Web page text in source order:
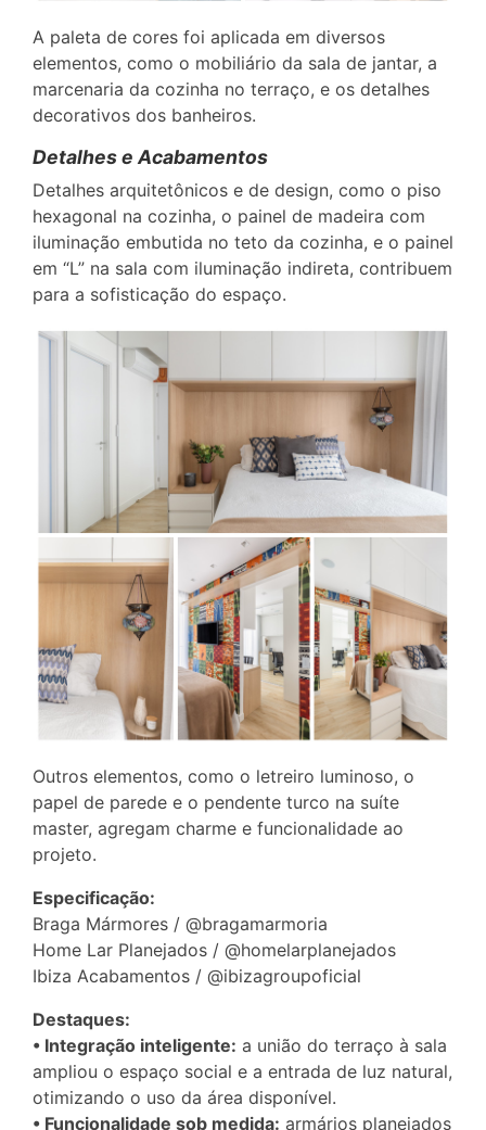
A paleta de cores foi aplicada em diversos
elementos, como o mobiliário da sala de jantar, a
marcenaria da cozinha no terraço, e os detalhes
decorativos dos banheiros.
Detalhes e Acabamentos
Detalhes arquitetônicos e de design, como o piso
hexagonal na cozinha, o painel de madeira com
iluminação embutida no teto da cozinha, e o painel
em “L” na sala com iluminação indireta, contribuem
para a sofisticação do espaço.
Outros elementos, como o letreiro luminoso, o
papel de parede e o pendente turco na suíte
master, agregam charme e funcionalidade ao
projeto.
Especificação:
Braga Mármores / @bragamarmoria
Home Lar Planejados / @homelarplanejados
Ibiza Acabamentos / @ibizagroupoficial
Destaques:
• Integração inteligente: a união do terraço à sala
ampliou o espaço social e a entrada de luz natural,
otimizando o uso da área disponível.
• Funcionalidade sob medida: armários planejados